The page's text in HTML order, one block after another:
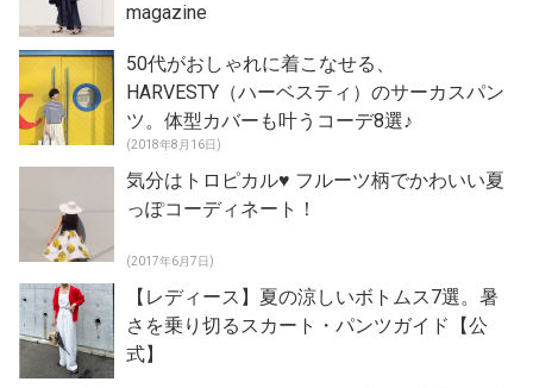
magazine
50代がおしゃれに着こなせる、
HARVESTY（ハーベスティ）のサーカスパン
ツ。体型カバーも叶うコーデ8選♪
(2018年8月16日)
気分はトロピカル♥ フルーツ柄でかわいい夏
っぽコーディネート！
(2017年6月7日)
【レディース】夏の涼しいボトムス7選。暑
さを乗り切るスカート・パンツガイド【公
式】